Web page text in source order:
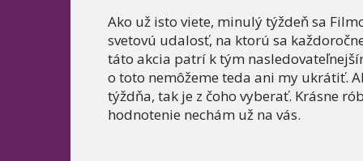
Ako už isto viete, minulý týždeň sa
svetovú udalosť, na ktorú sa
táto akcia patrí k tým
o toto nemôžeme teda ani my ukrátiť.
týždňa, tak je z čoho vyberať. Krásne
hodnotenie nechám už na vás.